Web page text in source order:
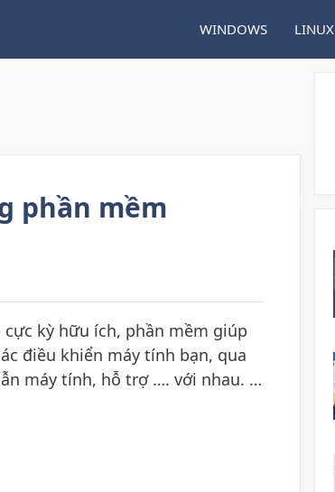
WINDOWS LINUX
phần mềm
kỳ hữu ích, phần mềm giúp
điều khiển máy tính bạn, qua
máy tính, hỗ trợ …. với nhau. …